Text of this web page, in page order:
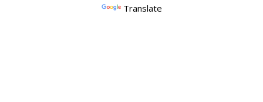
Translate